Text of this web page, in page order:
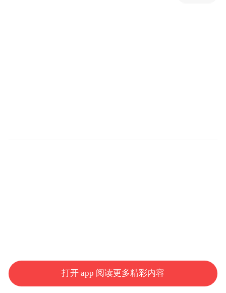
打开 app 阅读更多精彩内容